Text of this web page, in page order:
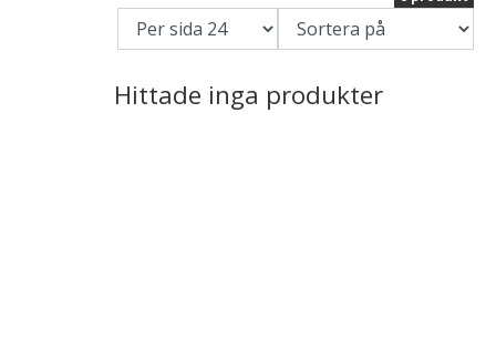
Hittade inga produkter